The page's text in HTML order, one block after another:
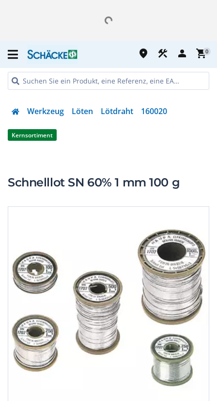
place construction person shopping_cart0
Werkzeug Löten Lötdraht 160020
Kernsortiment
Schnelllot SN 60% 1 mm 100 g